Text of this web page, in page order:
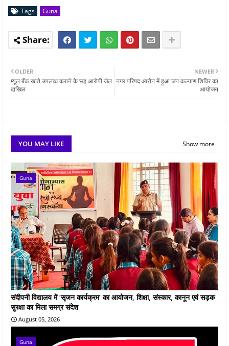
Tags Guna
NEWER
नगर परिषद आरोन में हुआ जन कल्याण शिविर का
आयोजन
OLDER
म्यूल बैंक खाते उपलब्ध कराने के छह आरोपी जेल
दाखिल
YOU MAY LIKE Show more
Guna
संदीपनी विद्यालय में ‘सृजन कार्यक्रम’ का आयोजन, शिक्षा, संस्कार, कानून एवं सड़क
सुरक्षा का मिला समग्र संदेश
August 05, 2026
Guna